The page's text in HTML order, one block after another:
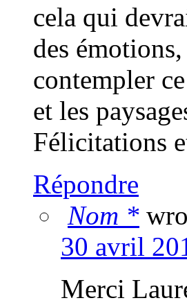
cela qui
des
contempler
et les
Félicitations
Répondre
Nom *
30 avril
Merci